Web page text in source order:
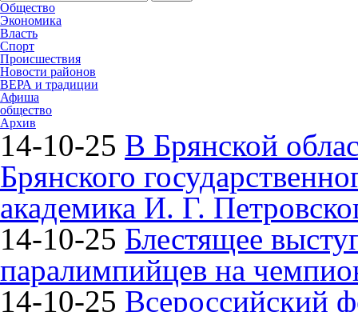
Общество
Экономика
Власть
Спорт
Происшествия
Новости районов
ВЕРА и традиции
Афиша
общество
Архив
14-10-25 В Брянской
Брянского
академика И. Г.
14-10-25 Блестящее
паралимпийцев на
14-10-25 Всероссийский